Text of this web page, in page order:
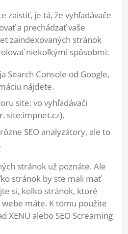
zaistiť, je tá, že vyhľadávače
a prechádzať vaše
zaindexovaných stránok
niekoľkými spôsobmi:
Search Console od Google,
nájdete.
site: vo vyhľadávači
site:impnet.cz).
SEO analyzátory, ale to
stránok už poznáte. Ale
stránok by ste mali mať
si, koľko stránok, ktoré
máte. K tomu použite
XENU alebo SEO Screaming